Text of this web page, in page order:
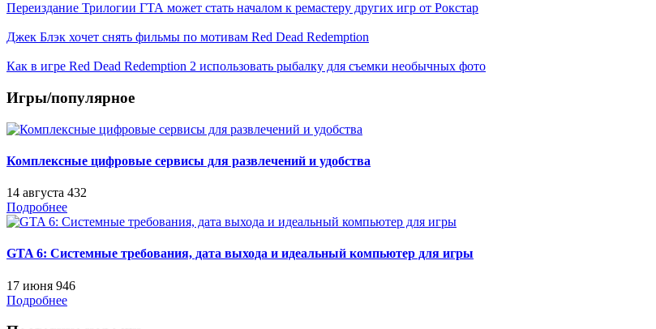
Переиздание Трилогии ГТА может стать началом к ремастеру других игр от Рокстар
Джек Блэк хочет снять фильмы по мотивам Red Dead Redemption
Как в игре Red Dead Redemption 2 использовать рыбалку для съемки необычных фото
Игры/популярное
Комплексные цифровые сервисы для развлечений и удобства
14 августа 432
Подробнее
GTA 6: Системные требования, дата выхода и идеальный компьютер для игры
17 июня 946
Подробнее